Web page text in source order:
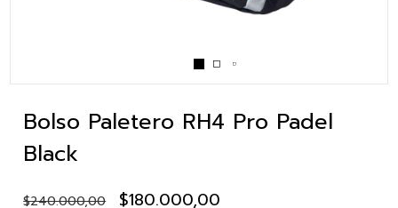
Bolso Paletero RH4 Pro Padel
Black
$240.000,00 $180.000,00